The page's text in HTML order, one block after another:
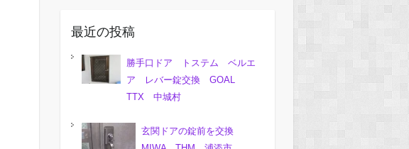
最近の投稿
勝手口ドア トステム ベルエ
ア レバー錠交換 GOAL
TTX 中城村
玄関ドアの錠前を交換